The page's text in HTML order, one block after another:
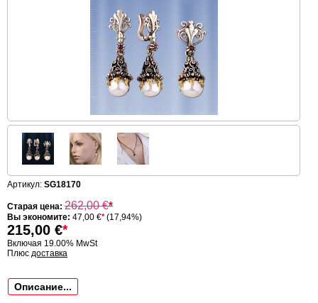
Артикул: SG18170
Старая цена: 262,00€*
Вы экономите: 47,00 €*(17,94%)
215,00 €*
Включая 19.00% MwSt
Плюс доставка
Описание...